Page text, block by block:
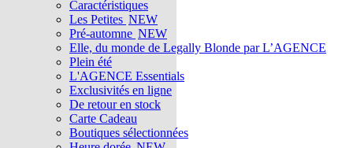
Caractéristiques
Les Petites NEW
Pré-automne NEW
Elle, du monde de Legally Blonde par L’AGENCE
Plein été
L'AGENCE Essentials
Exclusivités en ligne
De retour en stock
Carte Cadeau
Boutiques sélectionnées